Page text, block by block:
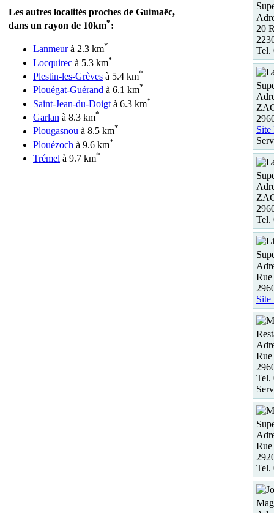
Les autres localités proches de Guimaëc,
dans un rayon de 10km*:
Lanmeurà 2.3 km*
Locquirec à 5.3 km*
Plestin-les-Grèves à 5.4 km*
Plouégat-Guérand à 6.1 km*
Saint-Jean-du-Doigt à 6.3 km*
Garlan à 8.3 km*
Plougasnou à 8.5 km*
Plouézoch à 9.6 km*
Trémel à 9.7 km*
20
Tel.
Site
Tel.
Site
Tel.
Tel.